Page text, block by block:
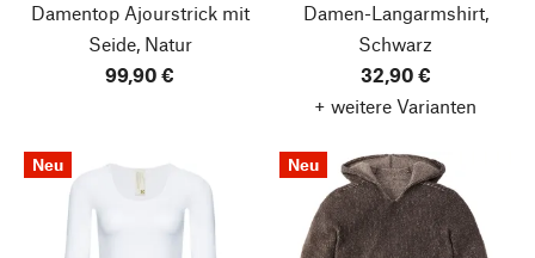
Damentop Ajourstrick mit
Seide, Natur
99,90 €
Damen-Langarmshirt,
Schwarz
32,90 €
+ weitere Varianten
Neu Neu